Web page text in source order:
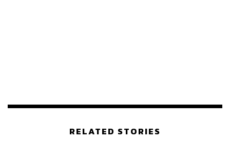
ขึ้น โดยส่วนใหญ่เกิดจากร้านเมกาโฮม และส่วนหนึ่งเกิดจาก
จากขาดทุนอัตราแลกเปลี่ยนจำนวน 42 ล้านบาท
RELATED STORIES